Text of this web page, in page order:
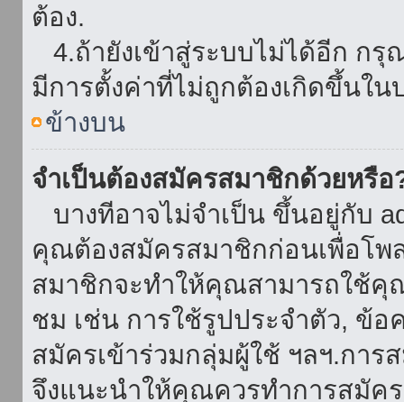
ต้อง.
4.ถ้ายังเข้าสู่ระบบไม่ได้อีก กรุ
มีการตั้งค่าที่ไม่ถูกต้องเกิดขึ้นใน
ข้างบน
จำเป็นต้องสมัครสมาชิกด้วยหรือ
บางทีอาจไม่จำเป็น ขึ้นอยู่กับ
คุณต้องสมัครสมาชิกก่อนเพื่อโพ
สมาชิกจะทำให้คุณสามารถใช้คุ
ชม เช่น การใช้รูปประจำตัว, ข้อ
สมัครเข้าร่วมกลุ่มผู้ใช้ ฯลฯ.การ
จึงแนะนำให้คุณควรทำการสมัค